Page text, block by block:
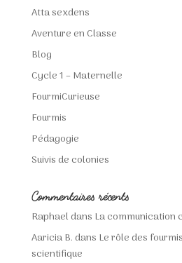
Atta sexdens
Aventure en Classe
Blog
Cycle 1 – Maternelle
FourmiCurieuse
Fourmis
Pédagogie
Suivis de colonies
Commentaires récents
Raphael dans La communication
Aaricia B. dans Le rôle des
scientifique